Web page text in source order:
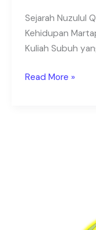
Sejarah Nuzulul
Kehidupan
Kuliah Subuh
Read More »